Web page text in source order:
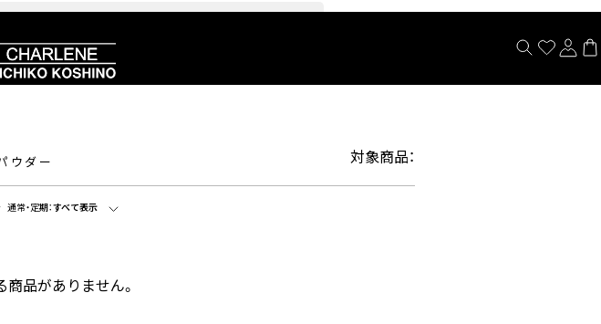
ウダー 対象商品：
通常・定期：すべて表示
商品がありません。